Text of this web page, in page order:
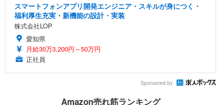
スマートフォンアプリ開発エンジニア・スキルが身につく・
福利厚生充実・新機能の設計・実装
株式会社LOP
愛知県
月給30万3,200円～50万円
正社員
Sponsored by
Amazon売れ筋ランキング